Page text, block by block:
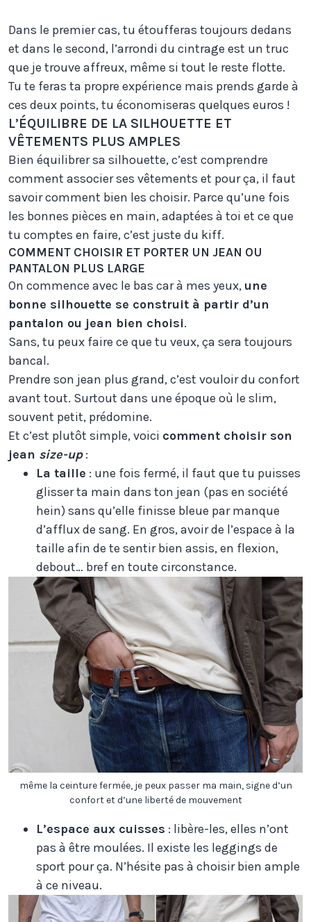
Dans le premier cas, tu étoufferas toujours dedans
et dans le second, l’arrondi du cintrage est un truc
que je trouve affreux, même si tout le reste flotte.
Tu te feras ta propre expérience mais prends garde à
ces deux points, tu économiseras quelques euros !
L’ÉQUILIBRE DE LA SILHOUETTE ET
VÊTEMENTS PLUS AMPLES
Bien équilibrer sa silhouette, c’est comprendre
comment associer ses vêtements et pour ça, il faut
savoir comment bien les choisir. Parce qu’une fois
les bonnes pièces en main, adaptées à toi et ce que
tu comptes en faire, c’est juste du kiff.
COMMENT CHOISIR ET PORTER UN JEAN OU
PANTALON PLUS LARGE
On commence avec le bas car à mes yeux, une
bonne silhouette se construit à partir d’un
pantalon ou jean bien choisi.
Sans, tu peux faire ce que tu veux, ça sera toujours
bancal.
Prendre son jean plus grand, c’est vouloir du confort
avant tout. Surtout dans une époque où le slim,
souvent petit, prédomine.
Et c’est plutôt simple, voici comment choisir son
jean size-up:
La taille : une fois fermé, il faut que tu puisses
glisser ta main dans ton jean (pas en société
hein) sans qu’elle finisse bleue par manque
d’afflux de sang. En gros, avoir de l’espace à la
taille afin de te sentir bien assis, en flexion,
debout… bref en toute circonstance.
même la ceinture fermée, je peux passer ma main, signe d’un
confort et d’une liberté de mouvement
L’espace aux cuisses : libère-les, elles n’ont
pas à être moulées. Il existe les leggings de
sport pour ça. N’hésite pas à choisir bien ample
à ce niveau.